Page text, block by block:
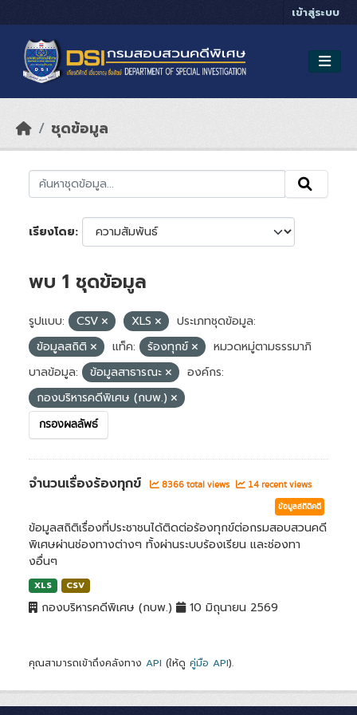
เข้าสู่ระบบ
ชุดข้อมูล
เรียงโดย
พบ 1 ชุดข้อมูล
รูปแบบ: CSV XLS
ประเภทชุดข้อมูล:
ข้อมูลสถิติ
แท็ค: ร้องทุกข์
หมวดหมู่ตามธรรมาภิ
บาลข้อมูล:
ข้อมูลสาธารณะ
องค์กร:
กองบริหารคดีพิเศษ (กบพ.)
กรองผลลัพธ์
จำนวนเรื่องร้องทุกข์ 8366 total views 14 recent views
ข้อมูลสถิติคดี
ข้อมูลสถิติเรื่องที่ประชาชนได้ติดต่อร้องทุกข์ต่อกรมสอบสวนคดี
พิเศษผ่านช่องทางต่างๆ ทั้งผ่านระบบร้องเรียน และช่องทา
งอื่นๆ
XLS CSV
กองบริหารคดีพิเศษ (กบพ.) 10 มิถุนายน 2569
คุณสามารถเข้าถึงคลังทาง API (ให้ดู คู่มือ API).